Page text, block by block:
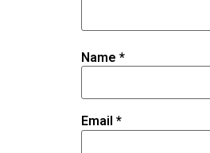
Name *
Email *